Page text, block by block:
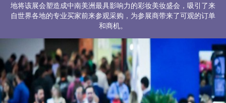
地将该展会塑造成中南美洲最具影响力的彩妆美妆盛会，吸引了来
自世界各地的专业买家前来参观采购，为参展商带来了可观的订单
和商机。